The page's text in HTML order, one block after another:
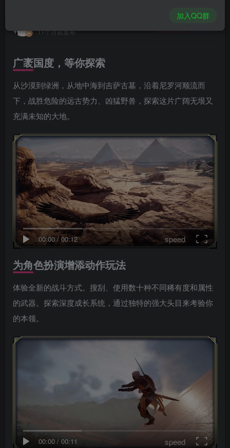
11个月前发布
广袤国度，等你探索
从沙漠到绿洲，从地中海到吉萨古墓，沿着尼罗河顺流而
下，战胜危险的远古势力、凶猛野兽，探索这片广阔无垠又
充满未知的大地。
00:00/00:12 speed
为角色扮演增添动作玩法
体验全新的战斗方式。搜刮、使用数十种不同稀有度和属性
的武器。探索深度成长系统，通过独特的强大头目来考验你
的本领。
00:00 / 00:11 speed
加入QQ群